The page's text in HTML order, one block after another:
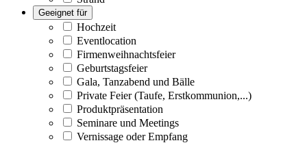
Geeignet für
Hochzeit
Eventlocation
Firmenweihnachtsfeier
Geburtstagsfeier
Gala, Tanzabend und Bälle
Private Feier (Taufe, Erstkommunion,...)
Produktpräsentation
Seminare und Meetings
Vernissage oder Empfang